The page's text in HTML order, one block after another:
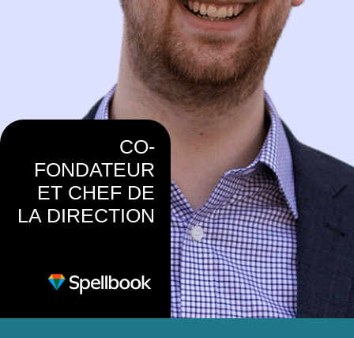
CO-
FONDATEUR
ET CHEF DE
LA DIRECTION